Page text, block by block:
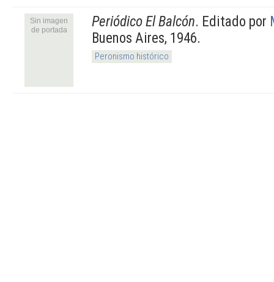
Sin imagen
de portada
Periódico El Balcón. Editado por
Buenos Aires, 1946.
Peronismo histórico